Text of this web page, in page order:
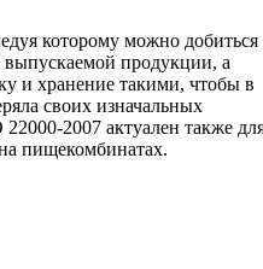
которому можно добиться
выпускаемой продукции, а
и хранение такими, чтобы в
своих изначальных
2007 актуален также
пищекомбинатах.